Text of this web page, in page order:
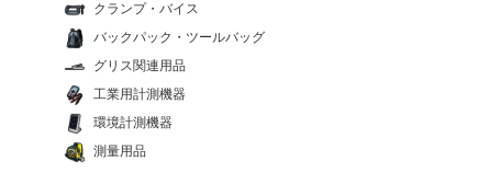
クランプ・バイス
バックパック・ツールバッグ
グリス関連用品
工業用計測機器
環境計測機器
測量用品